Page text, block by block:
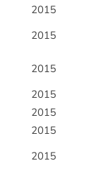
2015
2015
2015
2015
2015
2015
2015